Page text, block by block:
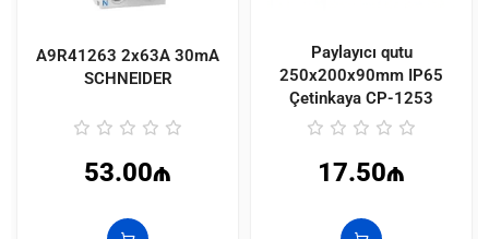
A9R41263 2x63A 30mA
SCHNEIDER
53.00₼
Paylayıcı qutu
250x200x90mm IP65
Çetinkaya CP-1253
17.50₼